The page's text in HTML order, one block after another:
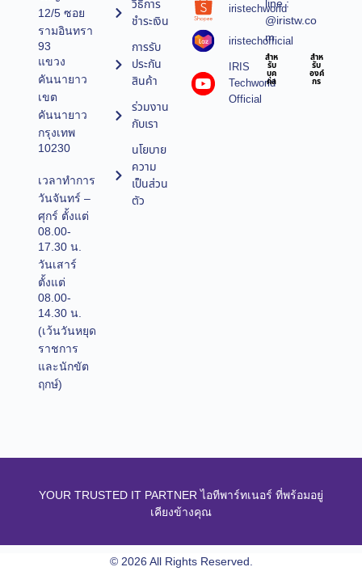
12/5 ซอย
รามอินทรา
93
แขวง
คันนายาว
เขต
คันนายาว
กรุงเทพ
10230
เวลาทำการ
วันจันทร์ –
ศุกร์ ตั้งแต่
08.00-
17.30 น.
วันเสาร์
ตั้งแต่
08.00-
14.30 น.
(เว้นวันหยุด
ราชการ
และนักขัต
ฤกษ์)
วิธีการ
ชำระเงิน
การรับ
ประกัน
สินค้า
ร่วมงาน
กับเรา
นโยบาย
ความ
เป็นส่วน
ตัว
iristechworld
iristechofficial
IRIS
Techworld
Official
line :
@iristw.co
m
สำห
รับ
บุค
คล
สำห
รับ
องค์
กร
YOUR TRUSTED IT PARTNER ไอทีพาร์ทเนอร์ ที่พร้อมอยู่
เคียงข้างคุณ
© 2026 All Rights Reserved.